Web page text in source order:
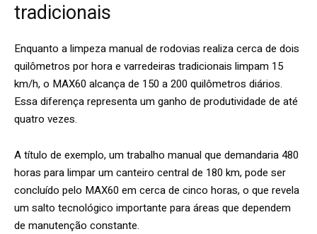
tradicionais
Enquanto a limpeza manual de rodovias realiza cerca de dois
quilômetros por hora e varredeiras tradicionais limpam 15
km/h, o MAX60 alcança de 150 a 200 quilômetros diários.
Essa diferença representa um ganho de produtividade de até
quatro vezes.
A título de exemplo, um trabalho manual que demandaria 480
horas para limpar um canteiro central de 180 km, pode ser
concluído pelo MAX60 em cerca de cinco horas, o que revela
um salto tecnológico importante para áreas que dependem
de manutenção constante.